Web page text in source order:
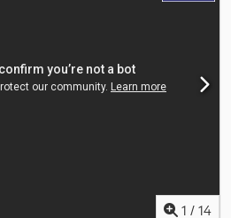
1 / 14